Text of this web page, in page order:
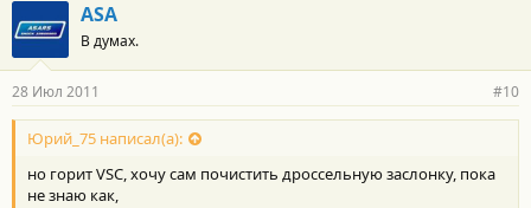
ASA
В думах.
28 Июл 2011 #10
Юрий_75 написал(а):
но горит VSC, хочу сам почистить дроссельную заслонку, пока
не знаю как,